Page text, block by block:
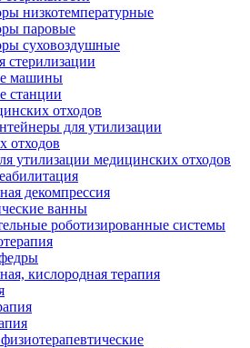
низкотемпературные
паровые
суховоздушные
стерилизации
машины
станции
отходов
для утилизации
отходов
утилизации медицинских отходов
декомпрессия
ванны
роботизированные системы
кислородная терапия